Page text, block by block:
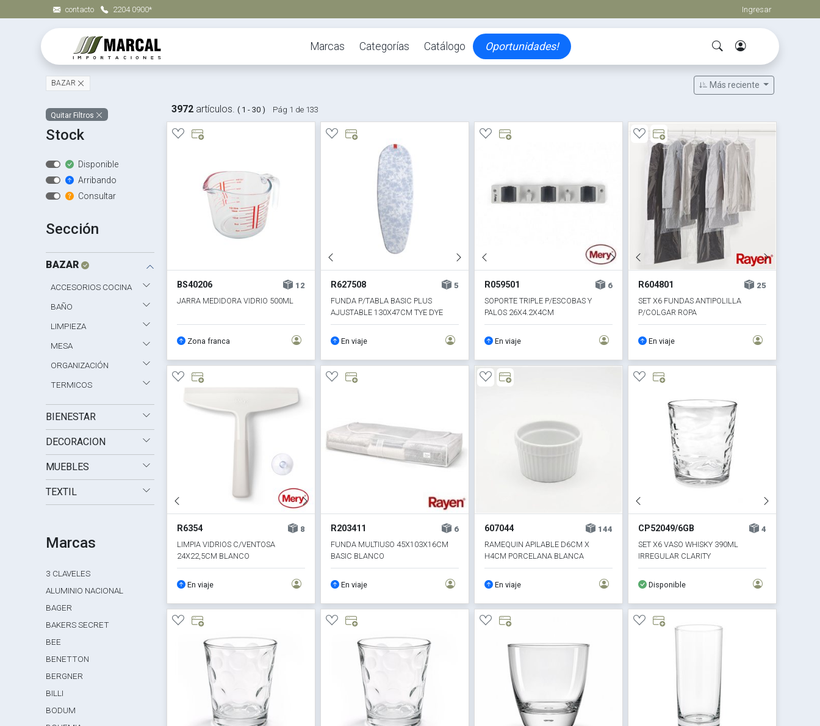
contacto 2204 0900* Ingresar
Marcas Categorías Catálogo Oportunidades!
Más reciente
BAZAR
Quitar Filtros
Stock
Disponible
Arribando
Consultar
Sección
BAZAR
ACCESORIOS COCINA
BAÑO
LIMPIEZA
MESA
ORGANIZACIÓN
TERMICOS
BIENESTAR
DECORACION
MUEBLES
TEXTIL
Marcas
3 CLAVELES
ALUMINIO NACIONAL
BAGER
BAKERS SECRET
BEE
BENETTON
BERGNER
BILLI
BODUM
BS40206
12
JARRA MEDIDORA VIDRIO 500ML
Zona franca
R627508
5
FUNDA P/TABLA BASIC PLUS
AJUSTABLE 130X47CM TYE DYE
En viaje
R059501
6
SOPORTE TRIPLE P/ESCOBAS Y
PALOS 26X4.2X4CM
En viaje
R604801
25
SET X6 FUNDAS ANTIPOLILLA
P/COLGAR ROPA
En viaje
R6354
8
LIMPIA VIDRIOS C/VENTOSA
24X22,5CM BLANCO
En viaje
R203411
6
FUNDA MULTIUSO 45X103X16CM
BASIC BLANCO
En viaje
607044
144
RAMEQUIN APILABLE D6CM X
H4CM PORCELANA BLANCA
En viaje
CP52049/6GB
4
SET X6 VASO WHISKY 390ML
IRREGULAR CLARITY
Disponible
3972artículos. ( 1 - 30 ) Pág 1 de 133